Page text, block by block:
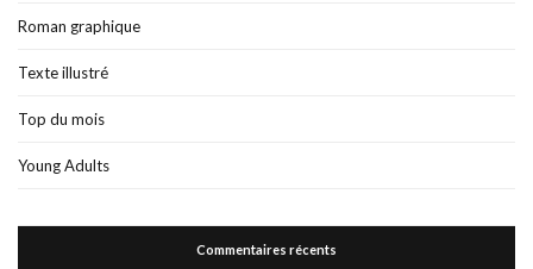
Roman graphique
Texte illustré
Top du mois
Young Adults
Commentaires récents